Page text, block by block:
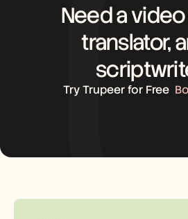
Need a
translator,
Try Trupeer for Free